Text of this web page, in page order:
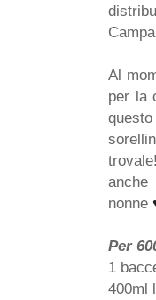
Al
per la
nonne
Per
1
400ml